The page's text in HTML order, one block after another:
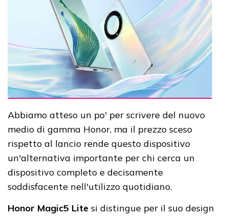
Abbiamo atteso un po' per scrivere del nuovo
medio di gamma Honor, ma il prezzo sceso
rispetto al lancio rende questo dispositivo
un'alternativa importante per chi cerca un
dispositivo completo e decisamente
soddisfacente nell'utilizzo quotidiano.
Honor Magic5 Lite si distingue per il suo design